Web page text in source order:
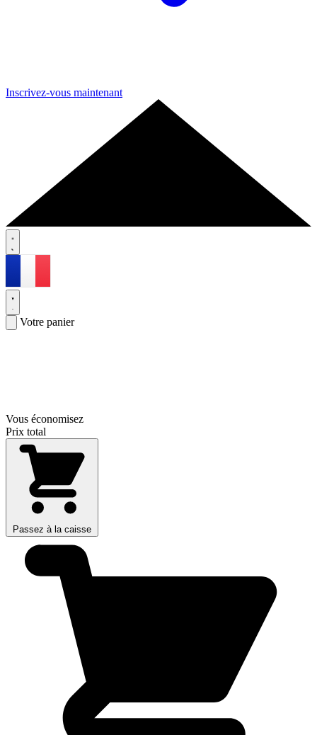
Inscrivez-vous maintenant
Votre panier
Vous économisez
Prix total
Passez à la caisse